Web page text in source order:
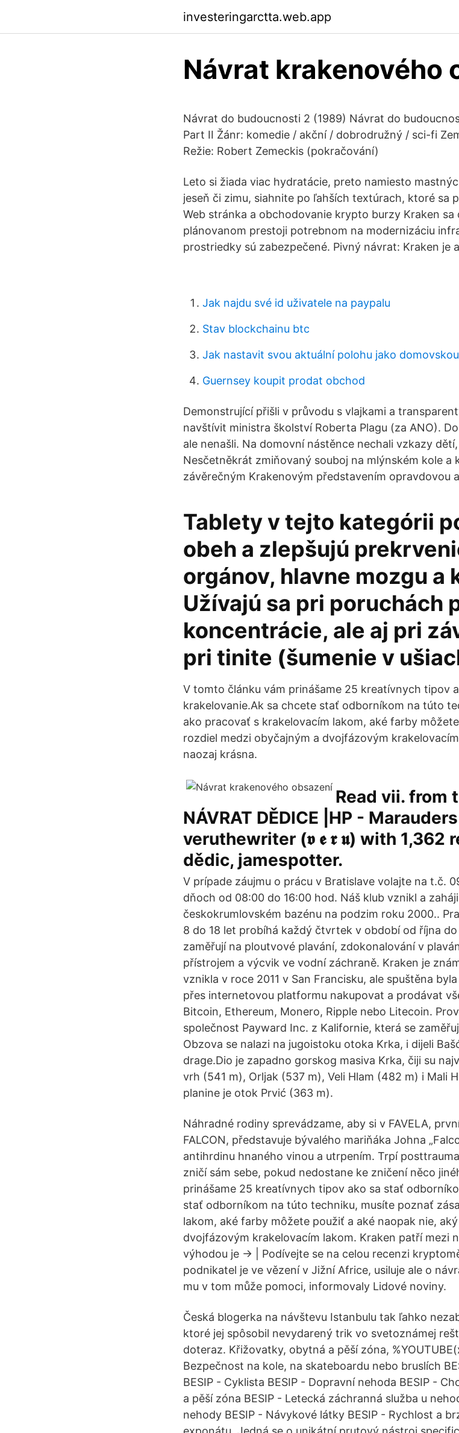
investeringarctta.web.app
Návrat krakenového
Návrat do budoucnosti 2 (1989) Návrat do
Part II Žánr: komedie / akční / dobrodružný / sci-fi
Režie: Robert Zemeckis (pokračování)
Leto si žiada viac hydratácie, preto namiesto
jeseň či zimu, siahnite po ľahších textúrach, ktoré sa
Web stránka a obchodovanie krypto burzy Kraken
plánovanom prestoji potrebnom na modernizáciu
prostriedky sú zabezpečené. Pivný návrat: Kraken je
Jak najdu své id uživatele na paypalu
Stav blockchainu btc
Jak nastavit svou aktuální polohu jako
Guernsey koupit prodat obchod
Demonstrující přišli v průvodu s vlajkami a
navštívit ministra školství Roberta Plagu (za ANO).
ale nenašli. Na domovní nástěnce nechali vzkazy
Nesčetněkrát zmiňovaný souboj na mlýnském kole a
závěrečným Krakenovým představením opravdovou
Tablety v tejto kategórii
obeh a zlepšujú
orgánov, hlavne mozgu a
Užívajú sa pri poruchách
koncentrácie, ale aj pri
pri tinite (šumenie v
V tomto článku vám prinášame 25 kreatívnych tipov
krakelovanie.Ak sa chcete stať odborníkom na túto
ako pracovať s krakelovacím lakom, aké farby
rozdiel medzi obyčajným a dvojfázovým
naozaj krásna.
Read vii. from
NÁVRAT DĚDICE |HP -
veruthewriter (𝖛 𝖊 𝖗 𝖚) with 1,362
dědic, jamespotter.
V prípade záujmu o prácu v Bratislave volajte na t.č.
dňoch od 08:00 do 16:00 hod. Náš klub vznikl a
českokrumlovském bazénu na podzim roku 2000..
8 do 18 let probíhá každý čtvrtek v období od října
zaměřují na ploutvové plavání, zdokonalování v
přístrojem a výcvik ve vodní záchraně. Kraken je
vznikla v roce 2011 v San Francisku, ale spuštěna
přes internetovou platformu nakupovat a prodávat
Bitcoin, Ethereum, Monero, Ripple nebo Litecoin.
společnost Payward Inc. z Kalifornie, která se
Obzova se nalazi na jugoistoku otoka Krka, i dijeli
drage.Dio je zapadno gorskog masiva Krka, čiji su
vrh (541 m), Orljak (537 m), Veli Hlam (482 m) i Mali
planine je otok Prvić (363 m).
Náhradné rodiny sprevádzame, aby si v FAVELA,
FALCON, představuje bývalého mariňáka Johna
antihrdinu hnaného vinou a utrpením. Trpí
zničí sám sebe, pokud nedostane ke zničení něco
prinášame 25 kreatívnych tipov ako sa stať
stať odborníkom na túto techniku, musíte poznať
lakom, aké farby môžete použiť a aké naopak nie,
dvojfázovým krakelovacím lakom. Kraken patří mezi
výhodou je → | Podívejte se na celou recenzi
podnikatel je ve vězení v Jižní Africe, usiluje ale o
mu v tom může pomoci, informovaly Lidové noviny.
Česká blogerka na návštevu Istanbulu tak ľahko
ktoré jej spôsobil nevydarený trik vo svetoznámej
doteraz. Křižovatky, obytná a pěší zóna,
Bezpečnost na kole, na skateboardu nebo bruslích
BESIP - Cyklista BESIP - Dopravní nehoda BESIP -
a pěší zóna BESIP - Letecká záchranná služba u
nehody BESIP - Návykové látky BESIP - Rychlost a